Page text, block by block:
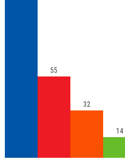
55
32
14